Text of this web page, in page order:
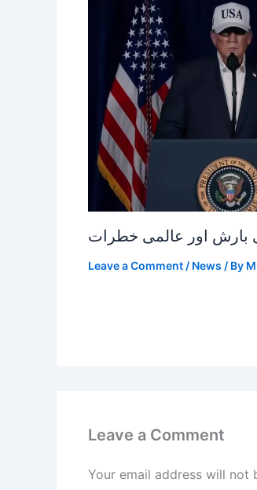
بارش اور عالمی خطرات
Leave a Comment / News / By
Leave a Comment
Your email address will not